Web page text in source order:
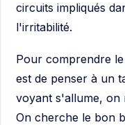
circuits impliqués
l'irritabilité.
Pour comprendre
est de penser à un
voyant s'allume, on
On cherche le bon